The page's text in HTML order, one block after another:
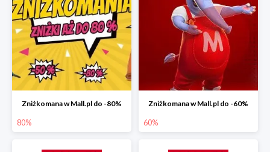
Zniżkomana w Mall.pl do -80%
80%
Zniżkomana w Mall.pl do -60%
60%